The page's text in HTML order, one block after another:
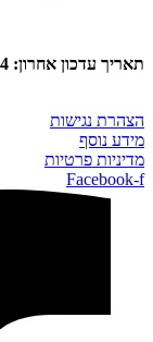
תאריך עדכון אחרון: 21.04.2024
הצהרת נגישות
מידע נוסף
מדיניות פרטיות
Facebook-f